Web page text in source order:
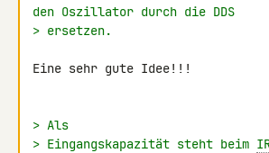
den Oszillator durch die DDS
> ersetzen.
Eine sehr gute Idee!!!
> Als
> Eingangskapazität steht beim